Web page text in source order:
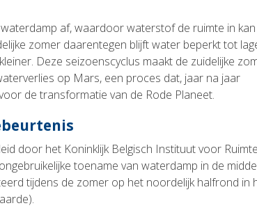
af, waardoor waterstof de ruimte in kan
zomer daarentegen blijft water beperkt tot
Deze seizoenscyclus maakt de zuidelijke
op Mars, een proces dat, jaar na jaar
de transformatie van de Rode Planeet.
door het Koninklijk Belgisch Instituut voor
toename van waterdamp in de
tijdens de zomer op het noordelijk halfrond in